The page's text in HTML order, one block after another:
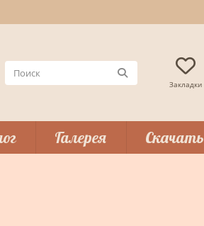
Закладки
Галерея Скачать